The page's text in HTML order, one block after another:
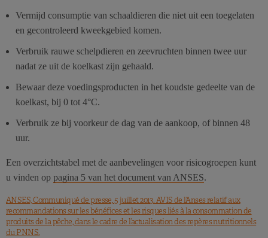
Vermijd consumptie van schaaldieren die niet uit een toegelaten
en gecontroleerd kweekgebied komen.
Verbruik rauwe schelpdieren en zeevruchten binnen twee uur
nadat ze uit de koelkast zijn gehaald.
Bewaar deze voedingsproducten in het koudste gedeelte van de
koelkast, bij 0 tot 4°C.
Verbruik ze bij voorkeur de dag van de aankoop, of binnen 48
uur.
Een overzichtstabel met de aanbevelingen voor risicogroepen kunt
u vinden op pagina 5 van het document van ANSES.
ANSES, Communiqué de presse, 5 juillet 2013. AVIS de l’Anses relatif aux
recommandations sur les bénéfices et les risques liés à la consommation de
produits de la pêche, dans le cadre de l’actualisation des repères nutritionnels
du PNNS.